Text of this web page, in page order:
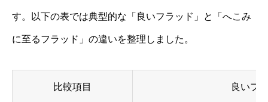
す。以下の表では典型的な「良いフラッド」と「へこみ
に至るフラッド」の違いを整理しました。
比較項目 良いフ